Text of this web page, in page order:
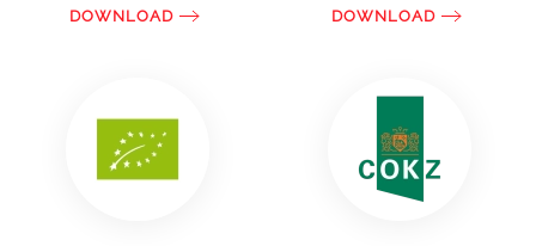
DOWNLOAD DOWNLOAD